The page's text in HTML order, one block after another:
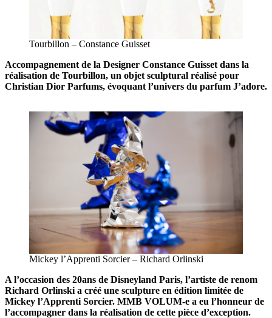
Tourbillon – Constance Guisset
Accompagnement de la Designer Constance Guisset dans la
réalisation de Tourbillon, un objet sculptural réalisé pour
Christian Dior Parfums, évoquant l’univers du parfum J’adore.
Mickey l’Apprenti Sorcier – Richard Orlinski
A l’occasion des 20ans de Disneyland Paris, l’artiste de renom
Richard Orlinski a créé une sculpture en édition limitée de
Mickey l’Apprenti Sorcier. MMB VOLUM-e a eu l’honneur de
l’accompagner dans la réalisation de cette pièce d’exception.